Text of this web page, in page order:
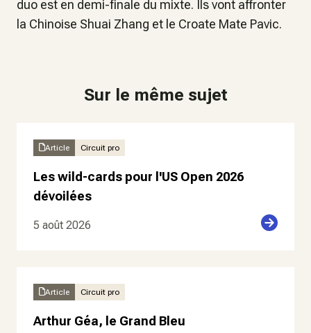
duo est en demi-finale du mixte. Ils vont affronter
la Chinoise Shuai Zhang et le Croate Mate Pavic.
Sur le même sujet
Article Circuit pro
Les wild-cards pour l'US Open 2026
dévoilées
5 août 2026
Article Circuit pro
Arthur Géa, le Grand Bleu